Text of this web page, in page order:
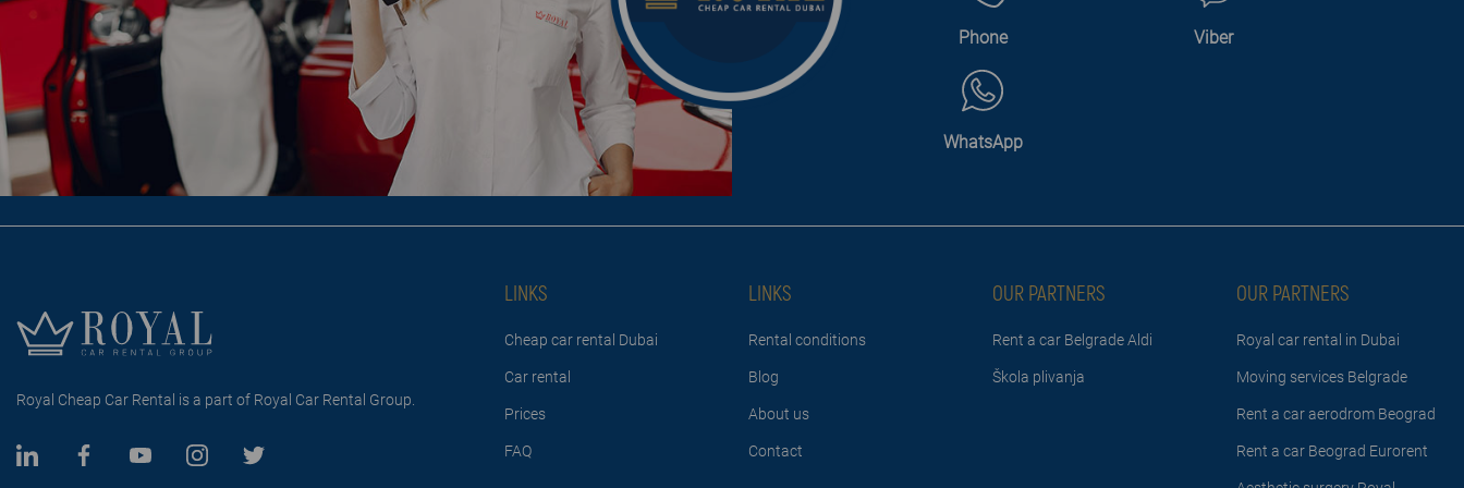
Phone Viber
WhatsApp
Royal Cheap Car Rental is a part of Royal Car Rental Group.
LINKS
Cheap car rental Dubai
Car rental
Prices
FAQ
LINKS
Rental conditions
Blog
About us
Contact
OUR PARTNERS
Rent a car Belgrade Aldi
Škola plivanja
OUR PARTNERS
Royal car rental in Dubai
Moving services Belgrade
Rent a car aerodrom Beograd
Rent a car Beograd Eurorent